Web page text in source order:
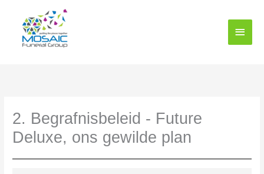
inhoud
Hoof
2. Begrafnisbeleid - Future
Deluxe, ons gewilde plan